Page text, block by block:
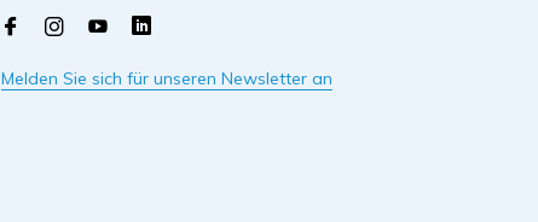
Melden Sie sich für unseren Newsletter an